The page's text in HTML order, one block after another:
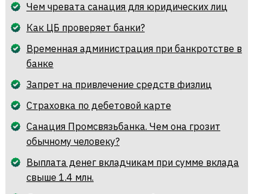
Чем чревата санация для юридических лиц
Как ЦБ проверяет банки?
Временная администрация при банкротстве в
банке
Запрет на привлечение средств физлиц
Страховка по дебетовой карте
Санация Промсвязьбанка. Чем она грозит
обычному человеку?
Выплата денег вкладчикам при сумме вклада
свыше 1.4 млн.